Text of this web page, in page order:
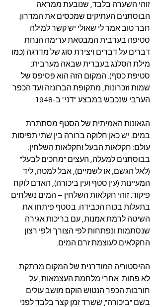
זוהי השערה בלבד, שנובעת ממראה
הבוסתנים העתיקים שמכסים את המדרון.
חבר טוב אמר לי שאולי יש קשר למילה
סטיפה בערבית המבטאת ערימה הנחת
דברים על דברים ויצירת סוג של מדרגה (כמו
מילת הסלנג בעברית שבאה מערבית:
סטיפת כסף). המקום הזה הוא פסיפס של
שמות וזכרונות, מתקופת הברונזה ועד הכפר
הערבי שנכבש במבצע "דני" ב-1948.
הגאונות האמיתית של הסטף מסתתרת
במים. יש כאן חלוקה ברורה בין שתי תפיסות
עולם: חקלאות הבעל וחקלאות השלחין.
בבוסתנים למעלה, העצים "מחכים לבעל"
(לאל הגשם, או לשמיים), אבל למטה, ליד
המעיינות (עין סטף ועין ביכורה), האדם לוקח
פיקוד. זוהי חקלאות השלחין – המים נשלחים
בתעלות בכוח הכבידה. בסטף פיתחו את
השיטה לרמת אמנות, עם בריכות אגירה
שנסתמות ונפתחות לפי הצורך ולפי רצון
החקלאים לעוצמת זרם המים.
ההיסטוריה המודרנית של המקום מרתקת
לא פחות. אחרי מלחמת העצמאות, על
חורבות הכפר הנטוש הוקם מושב עולים
בשם "ביכורה", ששרד זמן קצר בלבד לפני